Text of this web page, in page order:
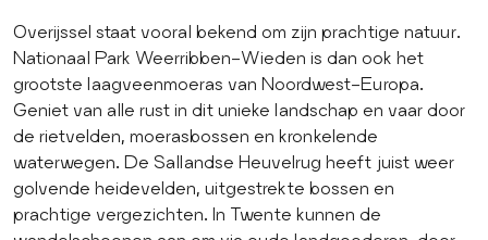
Overijssel staat vooral bekend om zijn prachtige natuur.
Nationaal Park Weerribben-Wieden is dan ook het
grootste laagveenmoeras van Noordwest-Europa.
Geniet van alle rust in dit unieke landschap en vaar door
de rietvelden, moerasbossen en kronkelende
waterwegen. De Sallandse Heuvelrug heeft juist weer
golvende heidevelden, uitgestrekte bossen en
prachtige vergezichten. In Twente kunnen de